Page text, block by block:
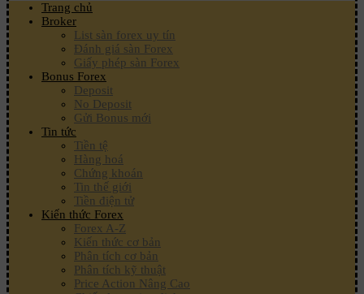
Trang chủ
Broker
List sàn forex uy tín
Đánh giá sàn Forex
Giấy phép sàn Forex
Bonus Forex
Deposit
No Deposit
Gửi Bonus mới
Tin tức
Tiền tệ
Hàng hoá
Chứng khoán
Tin thế giới
Tiền điện tử
Kiến thức Forex
Forex A-Z
Kiến thức cơ bản
Phân tích cơ bản
Phân tích kỹ thuật
Price Action Nâng Cao